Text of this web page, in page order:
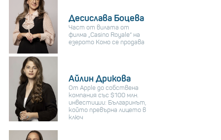
Десислава Боцева
Част от вилата от
филма „Casino Royale“ на
езерото Комо се продава
Айлин Дрикова
От Apple до собствена
компания със $100 млн.
инвестиции: Българинът,
който превърна лицето в
ключ